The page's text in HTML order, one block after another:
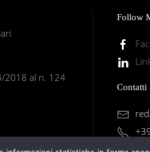
2018 al n. 124
Follow
Contatti